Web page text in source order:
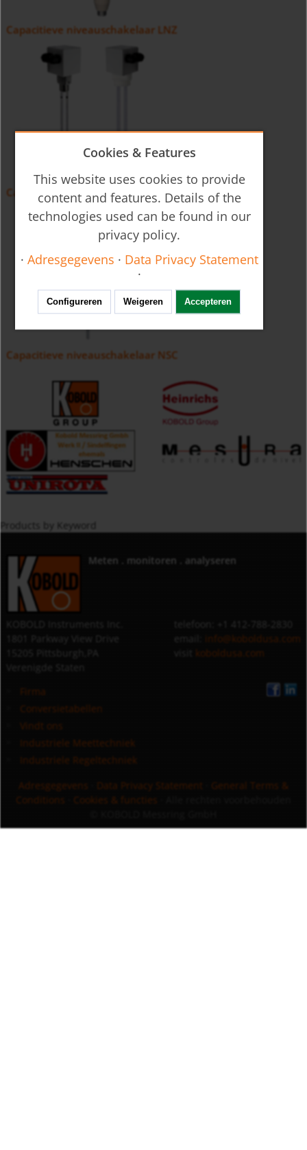
Capacitieve niveauschakelaar LNZ
Capacitieve niveauschakelaar NCW
Capacitieve niveauschakelaar NSC
Products by Keyword
Meten . monitoren . analyseren
info@koboldusa.com
koboldusa.com
Firma
Conversietabellen
Vindt ons
Industriele Meettechniek
Industriele Regeltechniek
Adresgegevens
Data Privacy Statement
General Terms &
Conditions
Cookies & functies
Cookies & Features
This website uses cookies to provide
content and features. Details of the
technologies used can be found in our
privacy policy.
· Adresgegevens · Data Privacy Statement
·
Configureren Weigeren Accepteren